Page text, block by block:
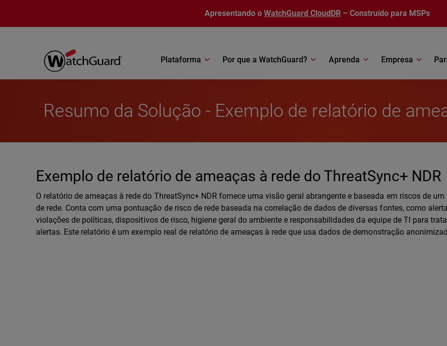
Apresentando o WatchGuard CloudDR – Construído para MSPs
Plataforma Por que a WatchGuard? Aprenda Empresa
Resumo da Solução - Exemplo de relatório de
Exemplo de relatório de ameaças à rede do ThreatSync+ NDR
O relatório de ameaças à rede do ThreatSync+ NDR fornece uma visão geral abrangente e baseada em riscos de
de rede. Conta com uma pontuação de risco de rede baseada na correlação de dados de diversas fontes, como
violações de políticas, dispositivos de risco, higiene geral do ambiente e responsabilidades da equipe de TI para
alertas. Este relatório é um exemplo real de relatório de ameaças à rede que usa dados de demonstração